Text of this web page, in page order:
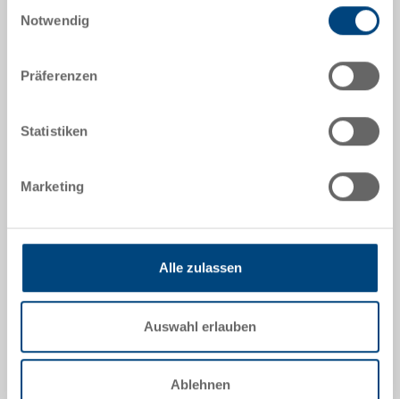
Notwendig
Präferenzen
Statistiken
Marketing
Alle zulassen
Auswahl erlauben
Ablehnen
Bestellnummer
20-2115
Aussenmasse:
Farbe:
Angebot anfordern
Technische Daten
Deckel zu Einsatzbehälter, PET-G 1 mm, transparent,